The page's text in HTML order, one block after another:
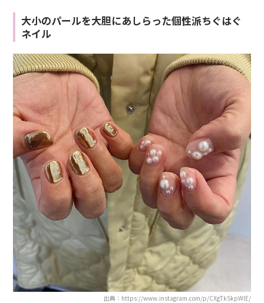
大小のパールを大胆にあしらった個性派ちぐはぐ
ネイル
出典：https://www.instagram.com/p/CXgTkSkpWlE/